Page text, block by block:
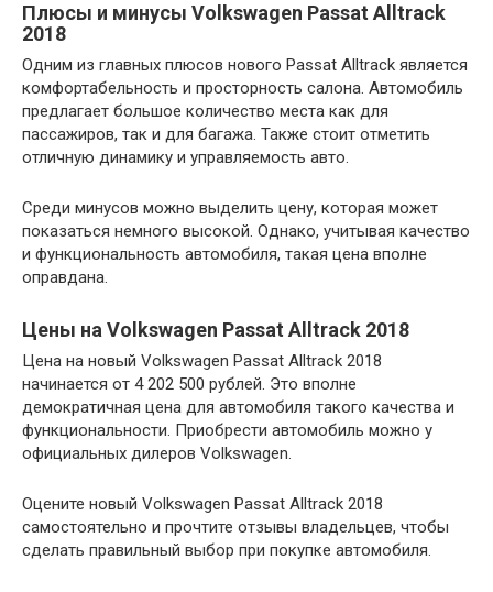
Плюсы и минусы Volkswagen Passat Alltrack
2018
Одним из главных плюсов нового Passat Alltrack является
комфортабельность и просторность салона. Автомобиль
предлагает большое количество места как для
пассажиров, так и для багажа. Также стоит отметить
отличную динамику и управляемость авто.
Среди минусов можно выделить цену, которая может
показаться немного высокой. Однако, учитывая качество
и функциональность автомобиля, такая цена вполне
оправдана.
Цены на Volkswagen Passat Alltrack 2018
Цена на новый Volkswagen Passat Alltrack 2018
начинается от 4 202 500 рублей. Это вполне
демократичная цена для автомобиля такого качества и
функциональности. Приобрести автомобиль можно у
официальных дилеров Volkswagen.
Оцените новый Volkswagen Passat Alltrack 2018
самостоятельно и прочтите отзывы владельцев, чтобы
сделать правильный выбор при покупке автомобиля.